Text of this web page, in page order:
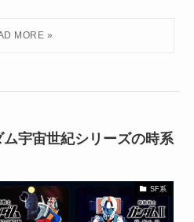
ム宇宙世紀シリーズの時系
SF系